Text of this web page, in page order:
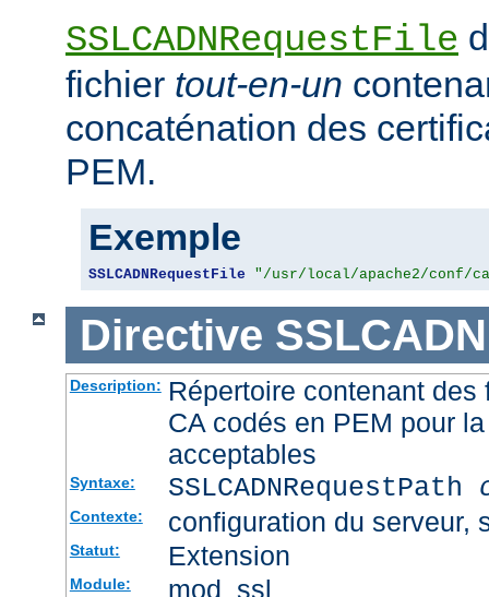
SSLCADNRequestFile
fichier tout-en-un
concaténation des
PEM.
Exemple
SSLCADNRequestFile "/usr/local/apache2/conf/
Directive
Description: Répertoire contenant
CA codés en PEM pour
acceptables
Syntaxe: SSLCADNRequestPath
Contexte: configuration du serveur,
Statut: Extension
Module: mod_ssl